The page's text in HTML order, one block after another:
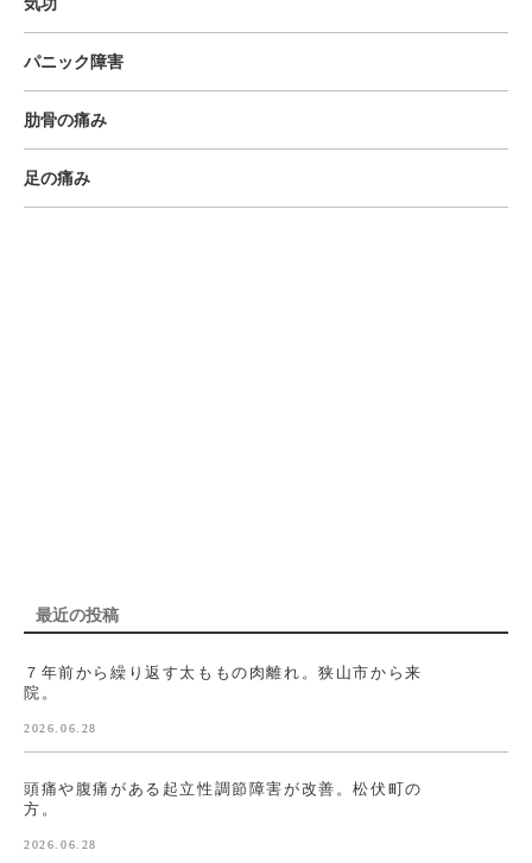
気功
パニック障害
肋骨の痛み
足の痛み
最近の投稿
７年前から繰り返す太ももの肉離れ。狭山市から来
院。
2026.06.28
頭痛や腹痛がある起立性調節障害が改善。松伏町の
方。
2026.06.28